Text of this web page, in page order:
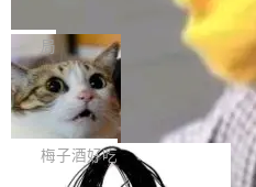
级应用，企业在规模化落地过程中
可控性和代码质量提出了更高要求
安全与合规要求。对于大多数普通
有云模型能够满足快速试用和效率
但对于金融、能源、医疗等对数据
AI算力网关（AI创新平台）成功
各业的Agent走向规模化建设，算
渐丰富，用户关注的重点也在发生
让AI用起来，还要进一步看清混合
Token花在哪里、算力是否被充分
续增长的AI成本该如何优化。 深
正是围绕这些实际问题，从Token
束，一个实验室的开始
Google 员工编号 20。
Bigtable 作者之一。TensorFlow
Gemini 的架构师。Google 首席
ean 在 Google 工作了 27 年后，
不是一个人走。一同离开的还有
wat（Google 员工编号 23，Jeff
年的编程搭档，MapReduce 和
局
🔥 SolonCode v2026.8.4 发布
字体可调、22 种语言、记忆搜
打开终端就能上岗的全中文编码
把「看得清、用母语、记得住」
齐。 SolonCode 是什么
梅子酒好吃